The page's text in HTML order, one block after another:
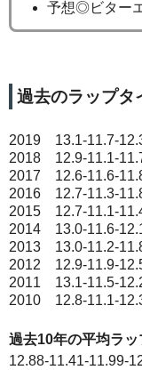
予想◎ビター
過去のラップタ
2019 13.1-11.7-
2018 12.9-11.1-
2017 12.6-11.6-
2016 12.7-11.3-
2015 12.7-11.1-
2014 13.0-11.6-
2013 13.0-11.2-
2012 12.9-11.9-
2011 13.1-11.5-
2010 12.8-11.1-
過去10年の平均ラッ
12.88-11.41-11.99-